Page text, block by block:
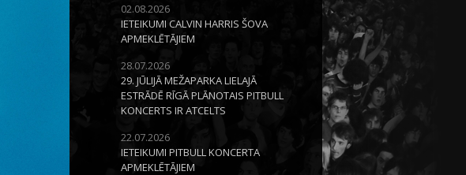
02.08.2026
IETEIKUMI CALVIN HARRIS ŠOVA
APMEKLĒTĀJIEM
28.07.2026
29. JŪLIJĀ MEŽAPARKA LIELAJĀ
ESTRĀDĒ RĪGĀ PLĀNOTAIS PITBULL
KONCERTS IR ATCELTS
22.07.2026
IETEIKUMI PITBULL KONCERTA
APMEKLĒTĀJIEM